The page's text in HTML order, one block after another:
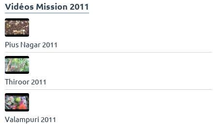
Vidéos Mission 2011
Pius Nagar 2011
Thiroor 2011
Valampuri 2011